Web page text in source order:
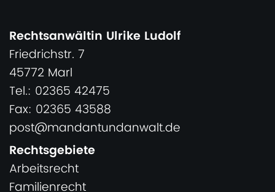
Rechtsanwältin Ulrike Ludolf
Friedrichstr. 7
45772 Marl
Tel.: 02365 42475
Fax: 02365 43588
post@mandantundanwalt.de
Rechtsgebiete
Arbeitsrecht
Familienrecht